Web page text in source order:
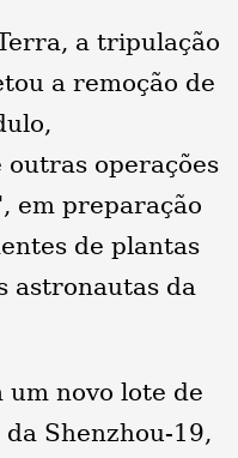
a tripulação
a remoção de
outras operações
em preparação
de plantas
astronautas da
novo lote de
Shenzhou-19,